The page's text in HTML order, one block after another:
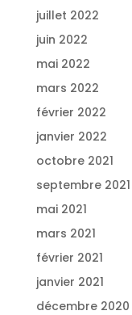
juillet 2022
juin 2022
mai 2022
mars 2022
février 2022
janvier 2022
octobre 2021
septembre 2021
mai 2021
mars 2021
février 2021
janvier 2021
décembre 2020